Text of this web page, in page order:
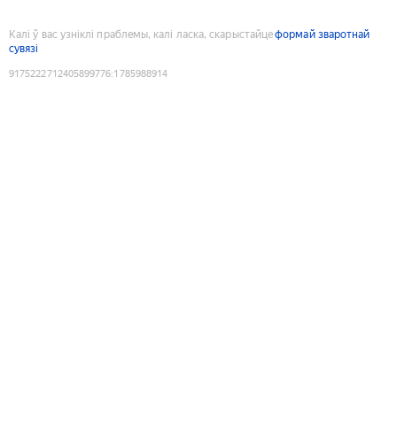
Калі ў вас узніклі праблемы, калі ласка, скарыстайцеформай зваротнай
сувязі
9175222712405899776:1785988914